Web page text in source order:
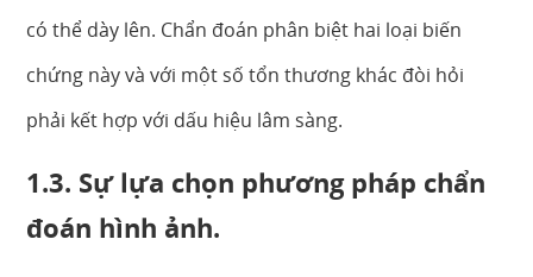
có thể dày lên. Chẩn đoán phân biệt hai loại biến
chứng này và với một số tổn thương khác đòi hỏi
phải kết hợp với dấu hiệu lâm sàng.
1.3. Sự lựa chọn phương pháp chẩn
đoán hình ảnh.